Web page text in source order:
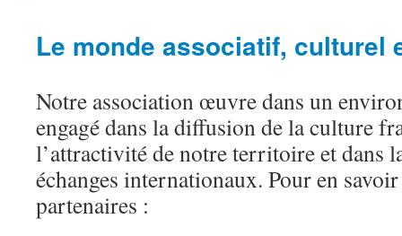
Le monde associatif, culturel
Notre association œuvre dans un
engagé dans la diffusion de la culture
l’attractivité de notre territoire et dans
échanges internationaux. Pour en
partenaires :